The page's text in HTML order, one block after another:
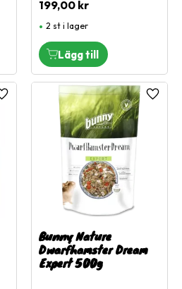
199,00 kr
2 st i lager
Lägg till i favoriter
Bunny Nature
Dwarfhamster Dream
Expert 500g
Lägg